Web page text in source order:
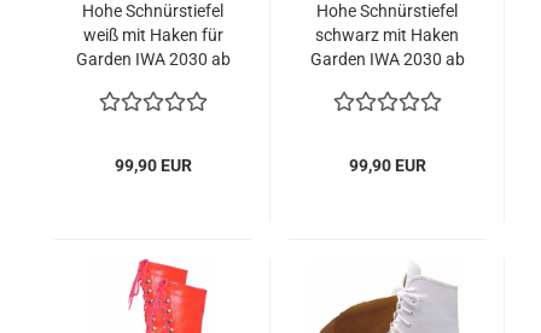
Hohe Schnürstiefel
weiß mit Haken für
Garden IWA 2030 ab
99,90 EUR
Hohe Schnürstiefel
schwarz mit Haken
Garden IWA 2030 ab
99,90 EUR